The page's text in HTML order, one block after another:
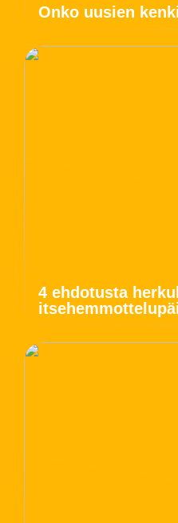
Onko uusien
4 ehdotusta